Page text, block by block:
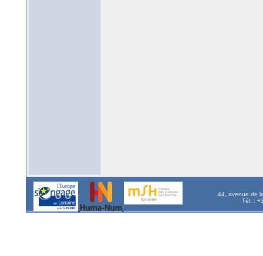
44, avenue de
Tél. :